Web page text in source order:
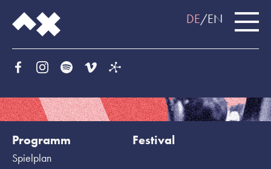
DE EN
Programm
Spielplan
Festival